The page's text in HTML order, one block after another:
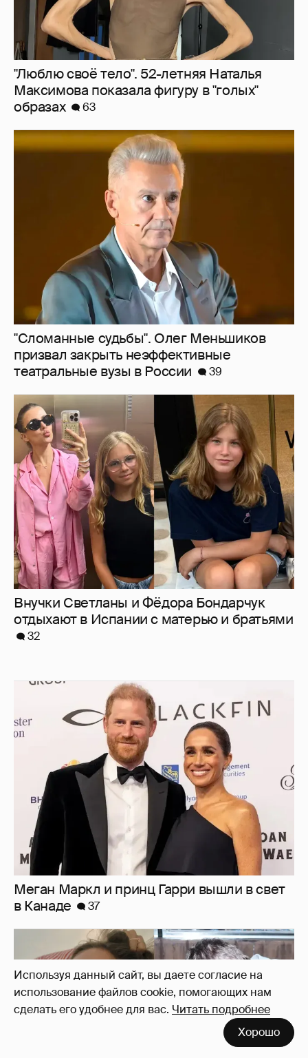
Используя данный сайт, вы даете согласие на
использование файлов cookie, помогающих нам
сделать его удобнее для вас. Читать подробнее
Хорошо
"Люблю своё тело". 52-летняя Наталья
Максимова показала фигуру в "голых"
образах
63
"Сломанные судьбы". Олег Меньшиков
призвал закрыть неэффективные
театральные вузы в России
39
Внучки Светланы и Фёдора Бондарчук
отдыхают в Испании с матерью и братьями
32
Меган Маркл и принц Гарри вышли в свет
в Канаде
37